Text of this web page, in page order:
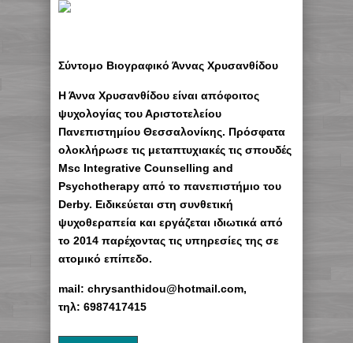
Σύντομο Βιογραφικό Άννας Χρυσανθίδου
Η Άννα Χρυσανθίδου είναι απόφοιτος
ψυχολογίας του Αριστοτελείου
Πανεπιστημίου Θεσσαλονίκης. Πρόσφατα
ολοκλήρωσε τις μεταπτυχιακές τις σπουδές
Msc Integrative Counselling and
Psychotherapy από το πανεπιστήμιο του
Derby. Ειδικεύεται στη συνθετική
ψυχοθεραπεία και εργάζεται ιδιωτικά από
το 2014 παρέχοντας τις υπηρεσίες της σε
ατομικό επίπεδο.
mail: chrysanthidou@hotmail.com,
τηλ: 6987417415